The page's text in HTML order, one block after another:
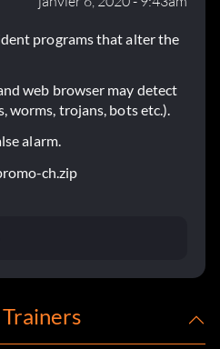
programs that alter the
web browser may detect
worms, trojans, bots etc.).
alarm.
ch.zip